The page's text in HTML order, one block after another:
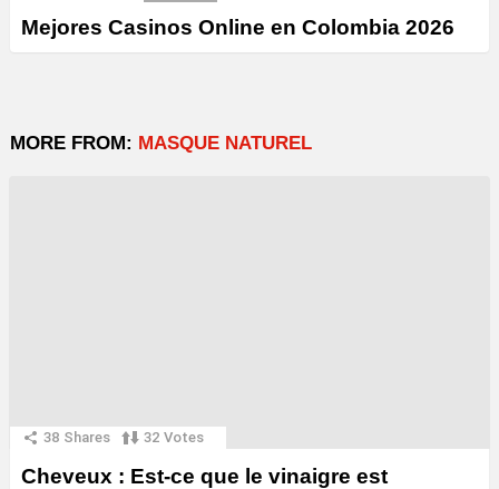
Mejores Casinos Online en Colombia 2026
MORE FROM: MASQUE NATUREL
38 Shares 32 Votes
Cheveux : Est-ce que le vinaigre est